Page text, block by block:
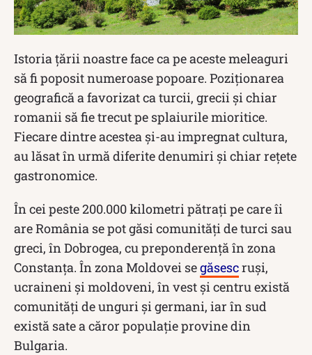
Istoria țării noastre face ca pe aceste meleaguri
să fi poposit numeroase popoare. Poziționarea
geografică a favorizat ca turcii, grecii și chiar
romanii să fie trecut pe splaiurile mioritice.
Fiecare dintre acestea și-au impregnat cultura,
au lăsat în urmă diferite denumiri și chiar rețete
gastronomice.
În cei peste 200.000 kilometri pătrați pe care îi
are România se pot găsi comunități de turci sau
greci, în Dobrogea, cu preponderență în zona
Constanța. În zona Moldovei segăsescruși,
ucraineni și moldoveni, în vest și centru există
comunități de unguri și germani, iar în sud
există sate a căror populație provine din
Bulgaria.